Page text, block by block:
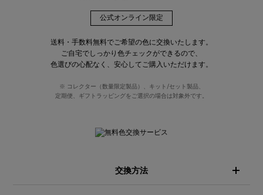
公式オンライン限定
送料・手数料無料でご希望の色に交換いたします。
ご自宅でしっかり色チェックができるので、
色選びの心配なく、安心してご購入いただけます。
※ コレクター（数量限定製品）、キット/セット製品、
定期便、ギフトラッピングをご選択の場合は対象外です。
交換方法